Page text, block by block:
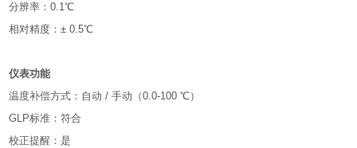
分辨率：0.1℃
相对精度：± 0.5℃
仪表功能
温度补偿方式：自动 / 手动（0.0-100 ℃）
GLP标准：符合
校正提醒：是